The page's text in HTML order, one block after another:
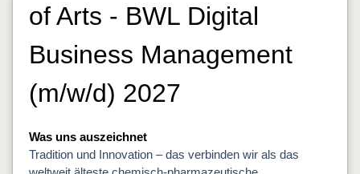
of Arts - BWL Digital
Business Management
(m/w/d) 2027
Was uns auszeichnet
Tradition und Innovation – das verbinden wir als das